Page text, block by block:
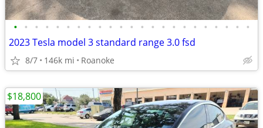
• • • • • • • • • • • • • • • • • • • • • • •
2023 Tesla model 3 standard range 3.0 fsd
8/7 146k mi Roanoke
$18,800